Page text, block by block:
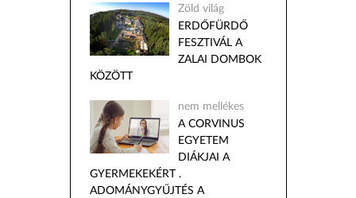
Zöld világ
ERDŐFÜRDŐ
FESZTIVÁL A
ZALAI DOMBOK
KÖZÖTT
nem mellékes
A CORVINUS
EGYETEM
DIÁKJAI A
GYERMEKEKÉRT .
ADOMÁNYGYŰJTÉS A